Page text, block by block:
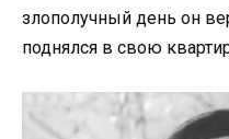
злополучный день он
поднялся в свою